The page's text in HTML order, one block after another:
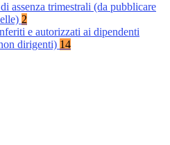
assenza trimestrali (da pubblicare
2
e autorizzati ai dipendenti
dirigenti) 14